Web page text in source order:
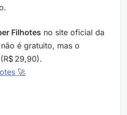
Filhotes no site oficial da
é gratuito, mas o
29,90).
🚀